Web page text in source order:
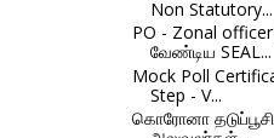
Non Statutory...
PO - Zonal
வேண்டிய SEAL...
Mock Poll
Step - V...
கொரோனா